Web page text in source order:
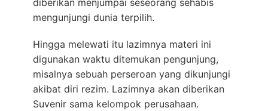
diberikan menjumpai seseorang sehabis
mengunjungi dunia terpilih.
Hingga melewati itu lazimnya materi ini
digunakan waktu ditemukan pengunjung,
misalnya sebuah perseroan yang dikunjungi
akibat diri rezim. Lazimnya akan diberikan
Suvenir sama kelompok perusahaan.